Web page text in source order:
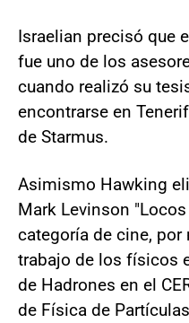
Israelian precisó que
fue uno de los
cuando realizó su
encontrarse en
de Starmus.
Asimismo Hawking
Mark Levinson
categoría de cine, por
trabajo de los físicos
de Hadrones en el
de Física de